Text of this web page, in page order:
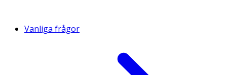
Vanliga frågor